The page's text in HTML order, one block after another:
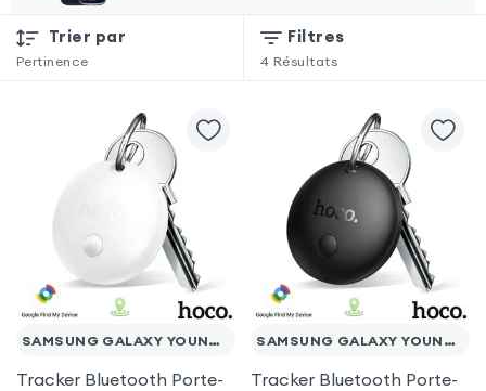
Trier par
Pertinence
Filtres
4 Résultats
SAMSUNG GALAXY YOUNG S6310
Tracker Bluetooth Porte-
SAMSUNG GALAXY YOUNG S6310
Tracker Bluetooth Porte-